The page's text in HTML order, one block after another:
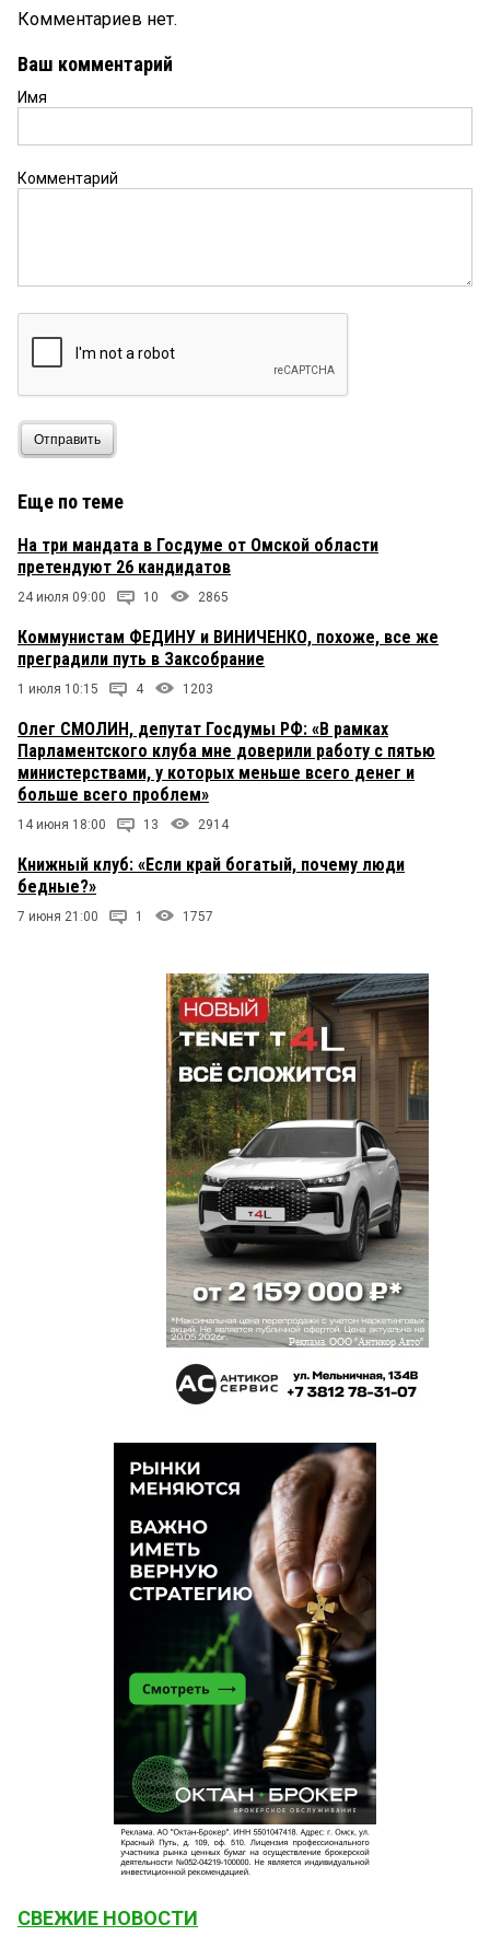
Комментариев нет.
Ваш комментарий
Имя
Комментарий
Отправить
Еще по теме
На три мандата в Госдуме от Омской области
претендуют 26 кандидатов
24 июля 09:00 10 2865
Коммунистам ФЕДИНУ и ВИНИЧЕНКО, похоже, все же
преградили путь в Заксобрание
1 июля 10:15 4 1203
Олег СМОЛИН, депутат Госдумы РФ: «В рамках
Парламентского клуба мне доверили работу с пятью
министерствами, у которых меньше всего денег и
больше всего проблем»
14 июня 18:00 13 2914
Книжный клуб: «Если край богатый, почему люди
бедные?»
7 июня 21:00 1 1757
СВЕЖИЕ НОВОСТИ